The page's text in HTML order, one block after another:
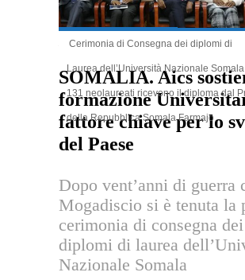
3.97k Share
Cerimonia di Consegna dei diplomi di
Laurea dell’Università Nazionale
131 neolaureati ricevono il diploma dal
della Repubblica Somala Farmajo
SOMALIA. Aics
formazione
fattore chiave per lo
del Paese
Dopo vent’anni di guerra
Mogadiscio si è tenuta la
cerimonia di consegna dei
diplomi di laurea
Nazionale Somala